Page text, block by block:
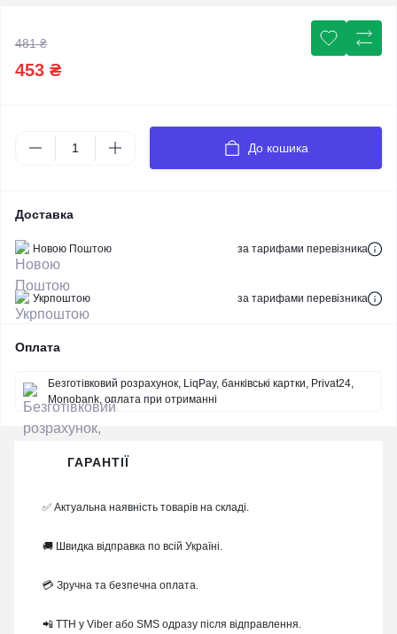
481 ₴
453 ₴
До кошика
Доставка
Новою Поштою за тарифами перевізника
Укрпоштою за тарифами перевізника
Оплата
Безготівковий розрахунок, LiqPay, банківські картки, Privat24,
Monobank, оплата при отриманні
ГАРАНТІЇ
✅ Актуальна наявність товарів на складі.
🚚 Швидка відправка по всій Україні.
💳 Зручна та безпечна оплата.
📲 ТТН у Viber або SMS одразу після відправлення.